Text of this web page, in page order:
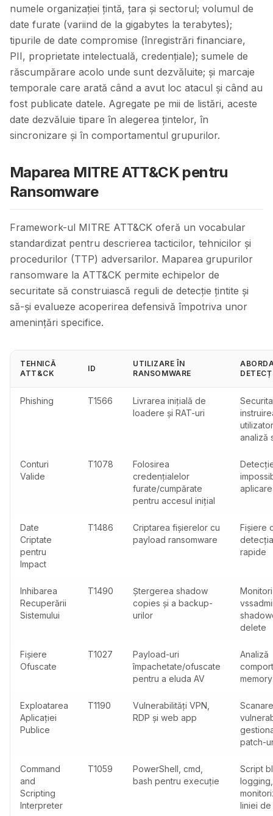
numele organizației țintă, țara și sectorul; volumul de
date furate (variind de la gigabytes la terabytes);
tipurile de date compromise (înregistrări financiare,
PII, proprietate intelectuală, credențiale); sumele de
răscumpărare acolo unde sunt dezvăluite; și marcaje
temporale care arată când a avut loc atacul și când au
fost publicate datele. Agregate pe mii de listări, aceste
date dezvăluie tipare în alegerea țintelor, în
sincronizare și în comportamentul grupurilor.
Maparea MITRE ATT&CK pentru
Ransomware
Framework-ul MITRE ATT&CK oferă un vocabular
standardizat pentru descrierea tacticilor, tehnicilor și
procedurilor (TTP) adversarilor. Maparea grupurilor
ransomware la ATT&CK permite echipelor de
securitate să construiască reguli de detecție țintite și
să-și evalueze acoperirea defensivă împotriva unor
amenințări specifice.
TEHNICĂ
ATT&CK
ID
UTILIZARE ÎN
RANSOMWARE
Phishing T1566
Livrarea inițială de
loadere și RAT-uri
analiză
Conturi
Valide
T1078
Folosirea
credențialelor
furate/cumpărate
pentru accesul inițial
Date
Criptate
pentru
Impact
T1486
Criptarea fișierelor cu
payload ransomware
Fișiere
rapide
Inhibarea
Recuperării
Sistemului
T1490
Ștergerea shadow
copies și a backup-
urilor
delete
Fișiere
Ofuscate
T1027
Payload-uri
împachetate/ofuscate
pentru a eluda AV
Analiză
Exploatarea
Aplicației
Publice
T1190
Vulnerabilități VPN,
RDP și web app
patch-
Command
and
Scripting
Interpreter
T1059
PowerShell, cmd,
bash pentru execuție
Script
logging,
liniei